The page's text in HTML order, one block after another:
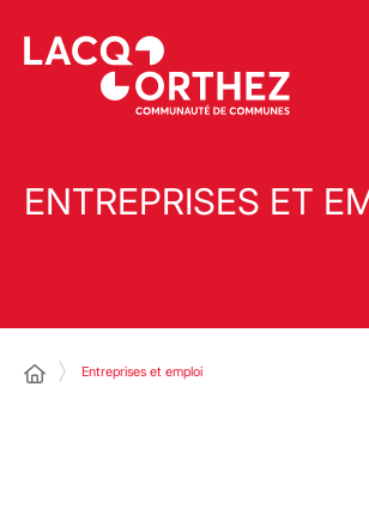
ENTREPRISES ET
Entreprises et emploi